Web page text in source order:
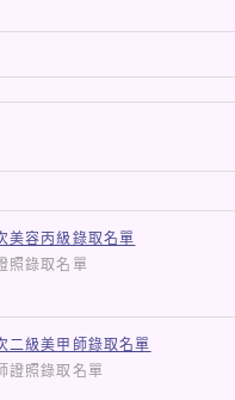
美容丙級錄取名單
照錄取名單
二級美甲師錄取名單
證照錄取名單